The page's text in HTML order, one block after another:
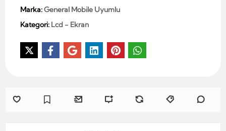
Marka:General Mobile Uyumlu
Kategori: Lcd - Ekran